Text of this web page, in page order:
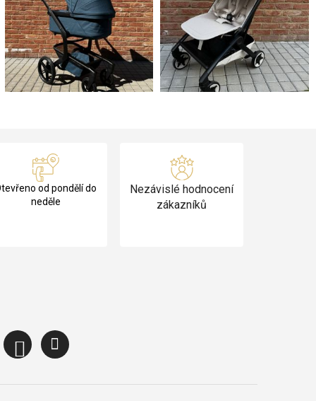
od pondělí do
neděle
Nezávislé hodnocení
zákazníků